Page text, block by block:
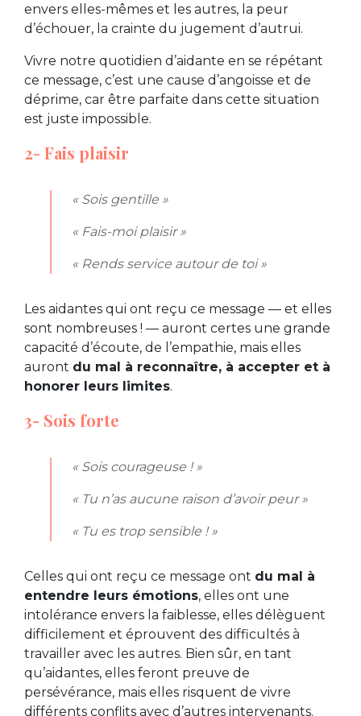
envers elles-mêmes et les autres, la peur
d’échouer, la crainte du jugement d’autrui.
Vivre notre quotidien d’aidante en se répétant
ce message, c’est une cause d’angoisse et de
déprime, car être parfaite dans cette situation
est juste impossible.
2- Fais plaisir
« Sois gentille »
« Fais-moi plaisir »
« Rends service autour de toi »
Les aidantes qui ont reçu ce message — et elles
sont nombreuses ! — auront certes une grande
capacité d’écoute, de l’empathie, mais elles
auront du mal à reconnaître, à accepter et à
honorer leurs limites.
3- Sois forte
« Sois courageuse ! »
« Tu n’as aucune raison d’avoir peur »
« Tu es trop sensible ! »
Celles qui ont reçu ce message ont du mal à
entendre leurs émotions, elles ont une
intolérance envers la faiblesse, elles délèguent
difficilement et éprouvent des difficultés à
travailler avec les autres. Bien sûr, en tant
qu’aidantes, elles feront preuve de
persévérance, mais elles risquent de vivre
différents conflits avec d’autres intervenants.